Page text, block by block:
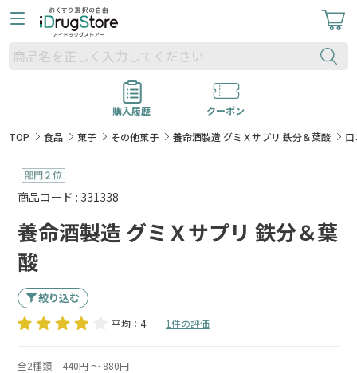
購入履歴
クーポン
TOP
食品 菓子 その他菓子 養命酒製造 グミＸサプリ 鉄分＆葉酸
商品コード : 331338
養命酒製造 グミＸサプリ 鉄分＆葉
酸
絞り込む
平均：4 1件の評価
全2種類 440円 ～ 880円